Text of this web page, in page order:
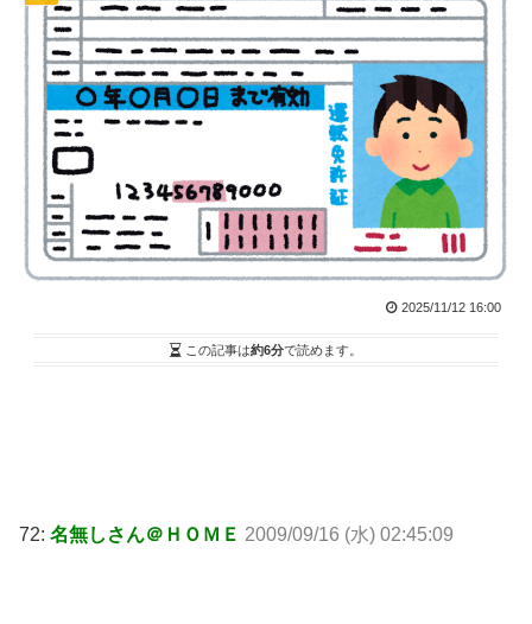
2025/11/12 16:00
この記事は約6分で読めます。
72: 名無しさん＠ＨＯＭＥ 2009/09/16 (水) 02:45:09